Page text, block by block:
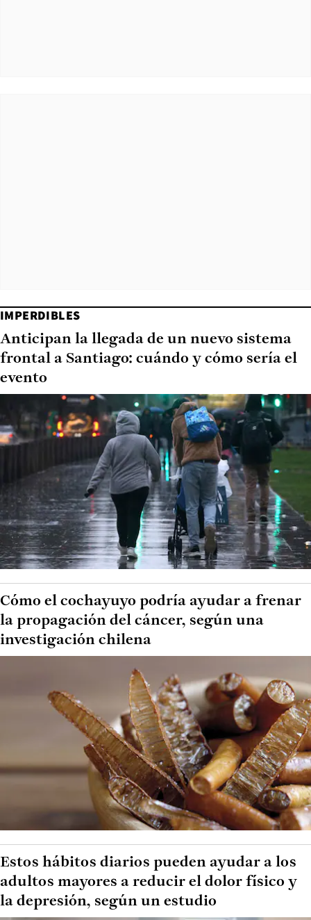
IMPERDIBLES
Anticipan la llegada de un nuevo sistema
frontal a Santiago: cuándo y cómo sería el
evento
Cómo el cochayuyo podría ayudar a frenar
la propagación del cáncer, según una
investigación chilena
Estos hábitos diarios pueden ayudar a los
adultos mayores a reducir el dolor físico y
la depresión, según un estudio